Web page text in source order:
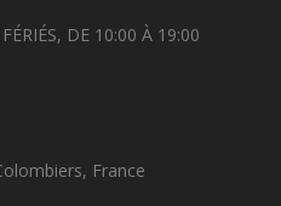
DE 10:00 À 19:00
France